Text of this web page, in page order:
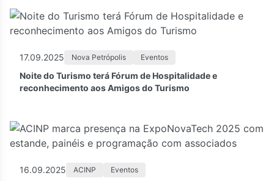
17.09.2025 Nova Petrópolis Eventos
Noite do Turismo terá Fórum de Hospitalidade e
reconhecimento aos Amigos do Turismo
16.09.2025 ACINP Eventos